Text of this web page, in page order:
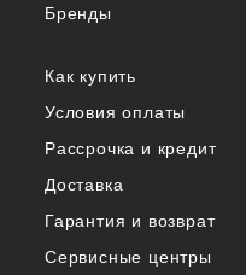
Бренды
Как купить
Условия оплаты
Рассрочка и кредит
Доставка
Гарантия и возврат
Сервисные центры